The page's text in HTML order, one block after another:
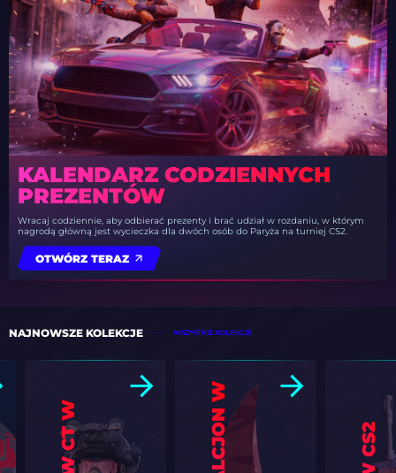
KALENDARZ CODZIENNYCH
PREZENTÓW
Wracaj codziennie, aby odbierać prezenty i brać udział w rozdaniu, w którym
nagrodą główną jest wycieczka dla dwóch osób do Paryża na turniej CS2.
OTWÓRZ TERAZ
NAJNOWSZE KOLEKCJE WSZYSTKIE KOLEKCJE